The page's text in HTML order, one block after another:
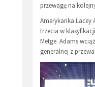
przewagę na
Amerykanka Lacey
trzecia w
Metge. Adams
generalnej z